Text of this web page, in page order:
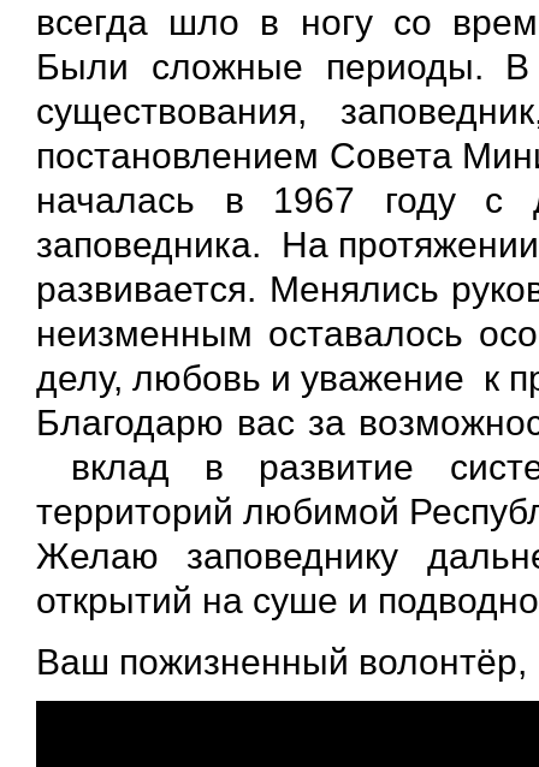
всегда шло в ногу со
Были сложные периоды. В
существования,
постановлением Совета
началась в 1967 году с
заповедника. На
развивается. Менялись
неизменным оставалось
делу, любовь и уважение к
Благодарю вас за
вклад в развитие
территорий любимой
Желаю заповеднику
открытий на суше и
Ваш пожизненный волонтёр,